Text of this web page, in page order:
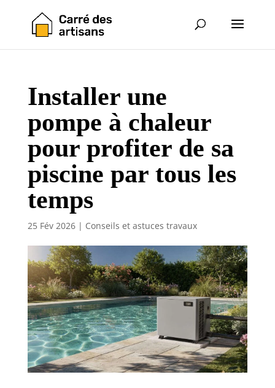
Installer une
pompe à chaleur
pour profiter de sa
piscine par tous les
temps
25 Fév 2026| Conseils et astuces travaux